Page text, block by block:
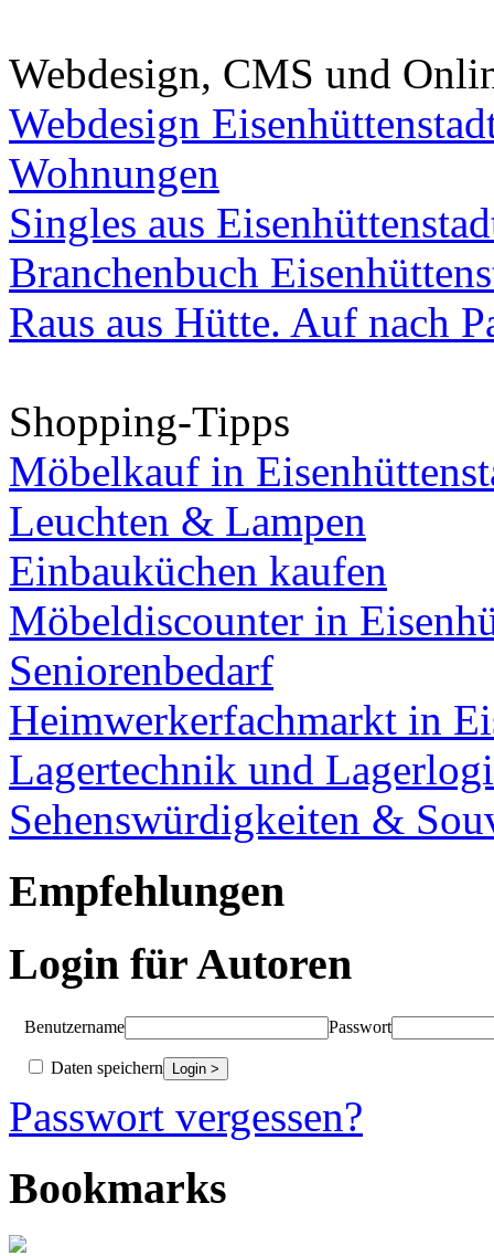
Webdesign, CMS und
Webdesign
Wohnungen
Singles aus
Branchenbuch
Raus aus Hütte. Auf nach
Shopping-Tipps
Möbelkauf in
Leuchten & Lampen
Einbauküchen kaufen
Möbeldiscounter in
Seniorenbedarf
Heimwerkerfachmarkt in
Lagertechnik und
Sehenswürdigkeiten &
Empfehlungen
Login für Autoren
Benutzername Passwort
Daten speichern
Passwort vergessen?
Bookmarks